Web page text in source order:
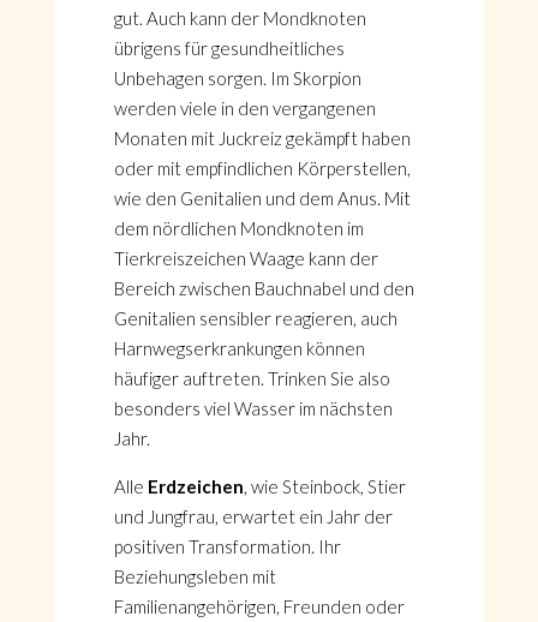
gut. Auch kann der Mondknoten
übrigens für gesundheitliches
Unbehagen sorgen. Im Skorpion
werden viele in den vergangenen
Monaten mit Juckreiz gekämpft haben
oder mit empfindlichen Körperstellen,
wie den Genitalien und dem Anus. Mit
dem nördlichen Mondknoten im
Tierkreiszeichen Waage kann der
Bereich zwischen Bauchnabel und den
Genitalien sensibler reagieren, auch
Harnwegserkrankungen können
häufiger auftreten. Trinken Sie also
besonders viel Wasser im nächsten
Jahr.
Alle Erdzeichen, wie Steinbock, Stier
und Jungfrau, erwartet ein Jahr der
positiven Transformation. Ihr
Beziehungsleben mit
Familienangehörigen, Freunden oder